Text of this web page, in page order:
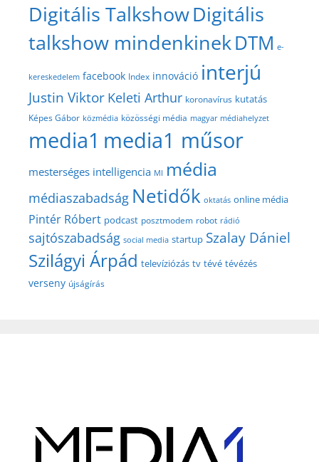
Digitális TalkshowDigitális
talkshow mindenkinekDTM e-
kereskedelem facebook Index innováció interjú
Justin Viktor Keleti Arthur koronavírus kutatás
Képes Gábor közmédia közösségi média magyar médiahelyzet
media1 media1 műsor
mesterséges intelligencia MI média
médiaszabadság Netidők oktatás online média
Pintér Róbert podcast posztmodem robot rádió
sajtószabadság social media startup Szalay Dániel
Szilágyi Árpád televíziózás tv tévé tévézés
verseny újságírás